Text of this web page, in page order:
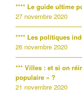
**** Le guide ultime
27 novembre 2020
**** Les politiques
26 novembre 2020
*** Villes : et si on
populaire » ?
21 novembre 2020